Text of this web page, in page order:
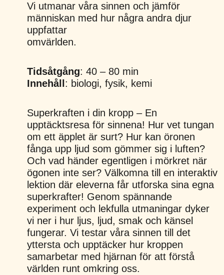
Vi utmanar våra sinnen och jämför
människan med hur några andra djur
uppfattar
omvärlden.
Tidsåtgång: 40 – 80 min
Innehåll : biologi, fysik, kemi
Superkraften i din kropp – En
upptäcktsresa för sinnena! Hur vet tungan
om ett äpplet är surt? Hur kan öronen
fånga upp ljud som gömmer sig i luften?
Och vad händer egentligen i mörkret när
ögonen inte ser? Välkomna till en interaktiv
lektion där eleverna får utforska sina egna
superkrafter! Genom spännande
experiment och lekfulla utmaningar dyker
vi ner i hur ljus, ljud, smak och känsel
fungerar. Vi testar våra sinnen till det
yttersta och upptäcker hur kroppen
samarbetar med hjärnan för att förstå
världen runt omkring oss.